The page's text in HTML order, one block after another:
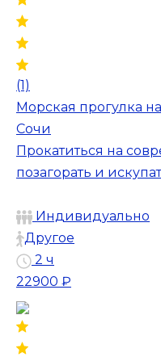
(1)
Морская прогулка
Сочи
Прокатиться на
позагорать и
Индивидуально
Другое
2 ч
22900 ₽